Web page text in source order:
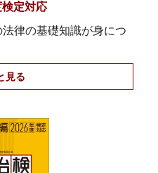
定対応
律の基礎知識が身につ
見る